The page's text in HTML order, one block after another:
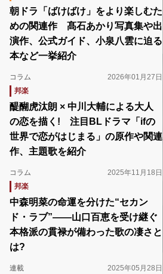
朝ドラ「ばけばけ」をより楽しむた
めの関連作 髙石あかり写真集や出
演作、公式ガイド、小泉八雲に迫る
本など一挙紹介
コラム
2026年01月27日
邦楽
醍醐虎汰朗 × 中川大輔による大人
の恋を描く! 注目BLドラマ「ifの
世界で恋がはじまる」の原作や関連
作、主題歌を紹介
コラム
2025年11月18日
邦楽
中森明菜の命運を分けた“セカン
ド・ラブ”――山口百恵を受け継ぐ
本格派の貫禄が備わった歌の凄さと
は?
連載
2025年05月28日